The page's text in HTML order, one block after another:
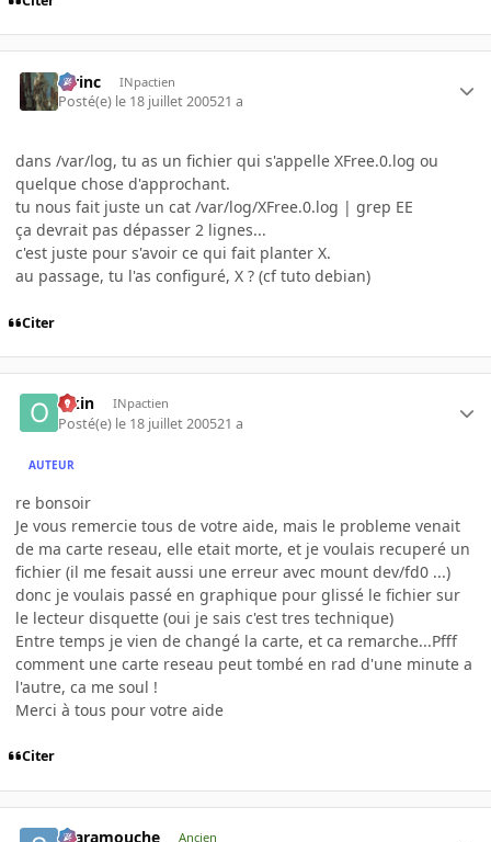
lorinc INpactien
Posté(e) le 18 juillet 200521 a
dans /var/log, tu as un fichier qui s'appelle XFree.0.log ou
quelque chose d'approchant.
tu nous fait juste un cat /var/log/XFree.0.log | grep EE
ça devrait pas dépasser 2 lignes...
c'est juste pour s'avoir ce qui fait planter X.
au passage, tu l'as configuré, X ? (cf tuto debian)
Citer
Okin INpactien
Posté(e) le 18 juillet 200521 a
AUTEUR
re bonsoir
Je vous remercie tous de votre aide, mais le probleme venait
de ma carte reseau, elle etait morte, et je voulais recuperé un
fichier (il me fesait aussi une erreur avec mount dev/fd0 ...)
donc je voulais passé en graphique pour glissé le fichier sur
le lecteur disquette (oui je sais c'est tres technique)
Entre temps je vien de changé la carte, et ca remarche...Pfff
comment une carte reseau peut tombé en rad d'une minute a
l'autre, ca me soul !
Merci à tous pour votre aide
Citer
Scaramouche Ancien